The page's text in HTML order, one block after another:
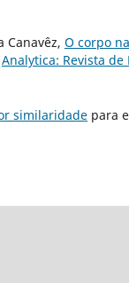
Canavêz, O corpo
Analytica: Revista de
similaridade para